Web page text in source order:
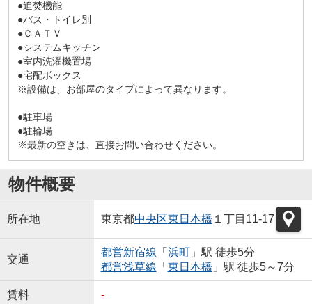
●追焚機能
●バス・トイレ別
●ＣＡＴＶ
●システムキッチン
●室内洗濯機置場
●宅配ボックス
※設備は、お部屋のタイプによって異なります。
●駐車場
●駐輪場
※最新の空きは、直接お問い合わせください。
物件概要
所在地 東京都中央区東日本橋 １丁目11-17
交通
都営新宿線 「 浜町」駅 徒歩5分
都営浅草線 「 東日本橋 」駅 徒歩5～7分
賃料 -